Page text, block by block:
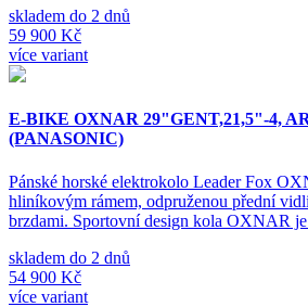
skladem do 2 dnů
59 900 Kč
více variant
E-BIKE OXNAR 29"GENT,21,5"-4,
(PANASONIC)
Pánské horské elektrokolo Leader Fox
hliníkovým rámem, odpruženou přední
brzdami. Sportovní design kola OXNAR
skladem do 2 dnů
54 900 Kč
více variant